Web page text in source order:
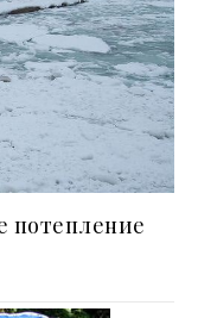
потепление